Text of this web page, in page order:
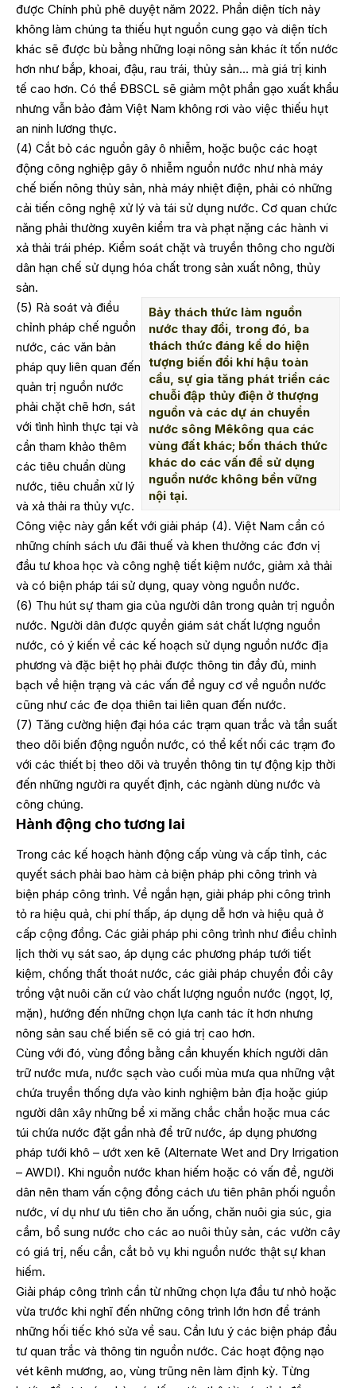
được Chính phủ phê duyệt năm 2022. Phần diện tích này
không làm chúng ta thiếu hụt nguồn cung gạo và diện tích
khác sẽ được bù bằng những loại nông sản khác ít tốn nước
hơn như bắp, khoai, đậu, rau trái, thủy sản… mà giá trị kinh
tế cao hơn. Có thể ĐBSCL sẽ giảm một phần gạo xuất khẩu
nhưng vẫn bảo đảm Việt Nam không rơi vào việc thiếu hụt
an ninh lương thực.
(4) Cắt bỏ các nguồn gây ô nhiễm, hoặc buộc các hoạt
động công nghiệp gây ô nhiễm nguồn nước như nhà máy
chế biến nông thủy sản, nhà máy nhiệt điện, phải có những
cải tiến công nghệ xử lý và tái sử dụng nước. Cơ quan chức
năng phải thường xuyên kiểm tra và phạt nặng các hành vi
xả thải trái phép. Kiểm soát chặt và truyền thông cho người
dân hạn chế sử dụng hóa chất trong sản xuất nông, thủy
sản.
Bảy thách thức làm nguồn
nước thay đổi, trong đó, ba
thách thức đáng kể do hiện
tượng biến đổi khí hậu toàn
cầu, sự gia tăng phát triển các
chuỗi đập thủy điện ở thượng
nguồn và các dự án chuyển
nước sông Mêkông qua các
vùng đất khác; bốn thách thức
khác do các vấn đề sử dụng
nguồn nước không bền vững
nội tại.
(5) Rà soát và điều
chỉnh pháp chế nguồn
nước, các văn bản
pháp quy liên quan đến
quản trị nguồn nước
phải chặt chẽ hơn, sát
với tình hình thực tại và
cần tham khảo thêm
các tiêu chuẩn dùng
nước, tiêu chuẩn xử lý
và xả thải ra thủy vực.
Công việc này gắn kết với giải pháp (4). Việt Nam cần có
những chính sách ưu đãi thuế và khen thưởng các đơn vị
đầu tư khoa học và công nghệ tiết kiệm nước, giảm xả thải
và có biện pháp tái sử dụng, quay vòng nguồn nước.
(6) Thu hút sự tham gia của người dân trong quản trị nguồn
nước. Người dân được quyền giám sát chất lượng nguồn
nước, có ý kiến về các kế hoạch sử dụng nguồn nước địa
phương và đặc biệt họ phải được thông tin đầy đủ, minh
bạch về hiện trạng và các vấn đề nguy cơ về nguồn nước
cũng như các đe dọa thiên tai liên quan đến nước.
(7) Tăng cường hiện đại hóa các trạm quan trắc và tần suất
theo dõi biến động nguồn nước, có thể kết nối các trạm đo
với các thiết bị theo dõi và truyền thông tin tự động kịp thời
đến những người ra quyết định, các ngành dùng nước và
công chúng.
Hành động cho tương lai
Trong các kế hoạch hành động cấp vùng và cấp tỉnh, các
quyết sách phải bao hàm cả biện pháp phi công trình và
biện pháp công trình. Về ngắn hạn, giải pháp phi công trình
tỏ ra hiệu quả, chi phí thấp, áp dụng dễ hơn và hiệu quả ở
cấp cộng đồng. Các giải pháp phi công trình như điều chỉnh
lịch thời vụ sát sao, áp dụng các phương pháp tưới tiết
kiệm, chống thất thoát nước, các giải pháp chuyển đổi cây
trồng vật nuôi căn cứ vào chất lượng nguồn nước (ngọt, lợ,
mặn), hướng đến những chọn lựa canh tác ít hơn nhưng
nông sản sau chế biến sẽ có giá trị cao hơn.
Cùng với đó, vùng đồng bằng cần khuyến khích người dân
trữ nước mưa, nước sạch vào cuối mùa mưa qua những vật
chứa truyền thống dựa vào kinh nghiệm bản địa hoặc giúp
người dân xây những bể xi măng chắc chắn hoặc mua các
túi chứa nước đặt gần nhà để trữ nước, áp dụng phương
pháp tưới khô – ướt xen kẽ (Alternate Wet and Dry Irrigation
– AWDI). Khi nguồn nước khan hiếm hoặc có vấn đề, người
dân nên tham vấn cộng đồng cách ưu tiên phân phối nguồn
nước, ví dụ như ưu tiên cho ăn uống, chăn nuôi gia súc, gia
cầm, bổ sung nước cho các ao nuôi thủy sản, các vườn cây
có giá trị, nếu cần, cắt bỏ vụ khi nguồn nước thật sự khan
hiếm.
Giải pháp công trình cần từ những chọn lựa đầu tư nhỏ hoặc
vừa trước khi nghĩ đến những công trình lớn hơn để tránh
những hối tiếc khó sửa về sau. Cần lưu ý các biện pháp đầu
tư quan trắc và thông tin nguồn nước. Các hoạt động nạo
vét kênh mương, ao, vùng trũng nên làm định kỳ. Từng